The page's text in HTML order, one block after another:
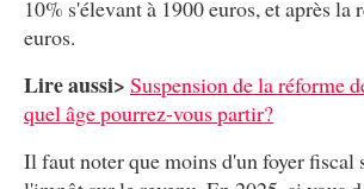
10% s'élevant à 1900 euros, et après la
euros.
Lire aussi> Suspension de la réforme
quel âge pourrez-vous partir?
Il faut noter que moins d'un foyer fiscal